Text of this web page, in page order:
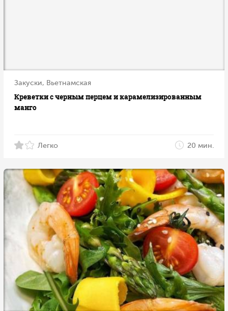
Закуски, Вьетнамская
Креветки с черным перцем и карамелизированным
манго
Легко 20 мин.